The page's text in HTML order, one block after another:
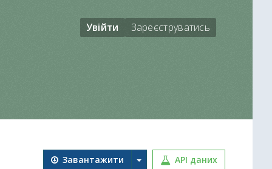
Увійти Зареєструватись
Завантажити API даних